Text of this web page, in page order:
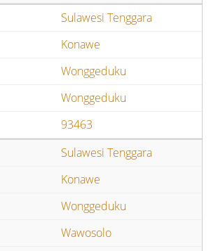
Sulawesi Tenggara
Konawe
Wonggeduku
Wonggeduku
93463
Sulawesi Tenggara
Konawe
Wonggeduku
Wawosolo